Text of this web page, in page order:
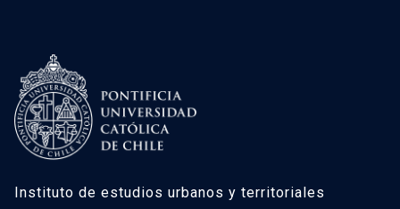
Instituto de estudios urbanos y territoriales